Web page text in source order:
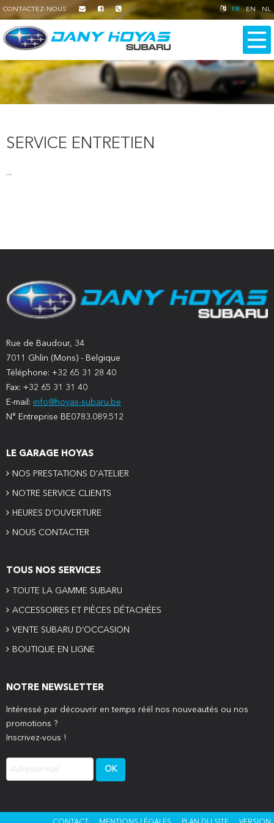
CONTACTEZ-NOUS FR EN NL
SERVICE ENTRETIEN
...
Rue de Baudour, 34
7011 Ghlin (Mons) - Belgique
Téléphone: +32 65 31 28 40
Fax: +32 65 31 31 40
E-mail: info@hoyas-subaru.be
N° Entreprise BE0783.089.512
LE GARAGE HOYAS
NOS PRESTATIONS D'ATELIER
NOTRE SERVICE CLIENTS
HEURES D’OUVERTURE
NOUS CONTACTER
TOUS NOS SERVICES
TOUTE LA GAMME SUBARU
ACCESSOIRES ET PIÈCES DÉTACHÉES
VENTE SUBARU D’OCCASION
BOUTIQUE EN LIGNE
NOTRE NEWSLETTER
Intéressé par découvrir en temps réél nos nouveautés ou nos
promotions ?
Inscrivez-vous !